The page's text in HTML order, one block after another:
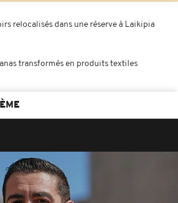
relocalisés dans une réserve à Laikipia
transformés en produits textiles